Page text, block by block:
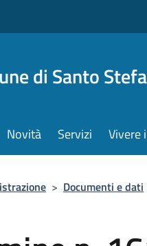
di Santo
Novità Servizi Vivere
> Documenti e dati